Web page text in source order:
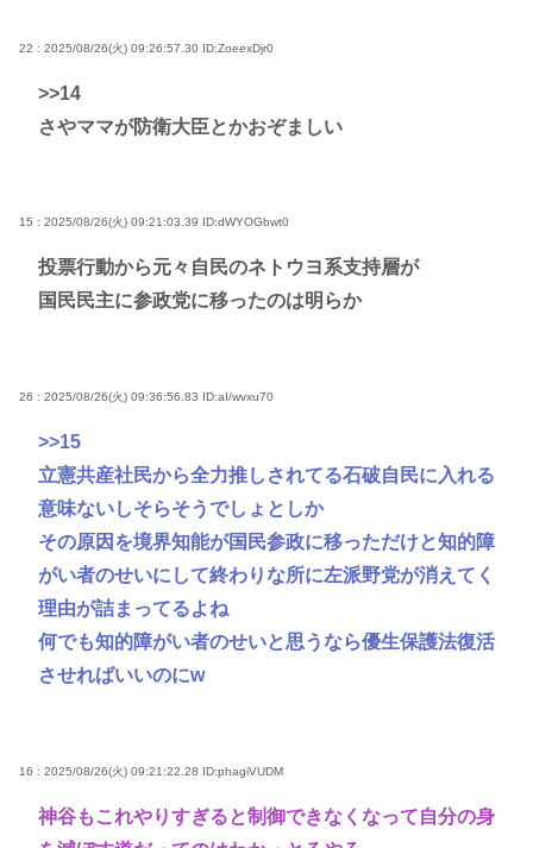
22 : 2025/08/26(火) 09:26:57.30 ID:ZoeexDjr0
>>14
さやママが防衛大臣とかおぞましい
15 : 2025/08/26(火) 09:21:03.39 ID:dWYOGbwt0
投票行動から元々自民のネトウヨ系支持層が
国民民主に参政党に移ったのは明らか
26 : 2025/08/26(火) 09:36:56.83 ID:aI/wvxu70
>>15
立憲共産社民から全力推しされてる石破自民に入れる
意味ないしそらそうでしょとしか
その原因を境界知能が国民参政に移っただけと知的障
がい者のせいにして終わりな所に左派野党が消えてく
理由が詰まってるよね
何でも知的障がい者のせいと思うなら優生保護法復活
させればいいのにw
16 : 2025/08/26(火) 09:21:22.28 ID:phagiVUDM
神谷もこれやりすぎると制御できなくなって自分の身